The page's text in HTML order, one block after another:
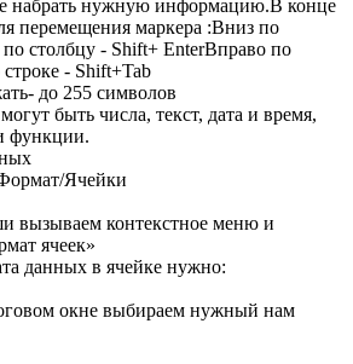
набрать нужную информацию.В конце
перемещения маркера :Вниз по
столбцу - Shift+ EnterВправо по
- Shift+Tab
до 255 символов
быть числа, текст, дата и время,
функции.
Ячейки
вызываем контекстное меню и
ячеек»
данных в ячейке нужно:
окне выбираем нужный нам